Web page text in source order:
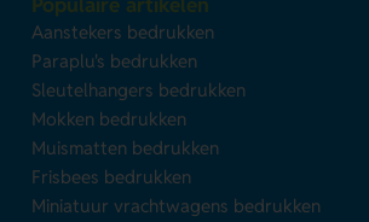
Aanstekers bedrukken
Paraplu's bedrukken
Sleutelhangers bedrukken
Mokken bedrukken
Muismatten bedrukken
Frisbees bedrukken
Miniatuur vrachtwagens bedrukken